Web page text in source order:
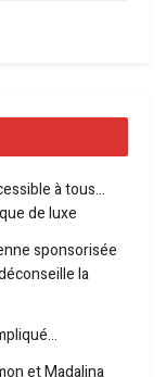
à tous…
de luxe
sponsorisée
la
et Madalina